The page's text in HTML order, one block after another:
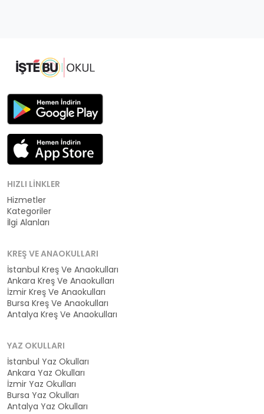
HIZLI LINKLER
Hizmetler
Kategoriler
İlgi Alanları
KREŞ VE ANAOKULLARI
İstanbul Kreş Ve Anaokulları
Ankara Kreş Ve Anaokulları
İzmir Kreş Ve Anaokulları
Bursa Kreş Ve Anaokulları
Antalya Kreş Ve Anaokulları
YAZ OKULLARI
İstanbul Yaz Okulları
Ankara Yaz Okulları
İzmir Yaz Okulları
Bursa Yaz Okulları
Antalya Yaz Okulları